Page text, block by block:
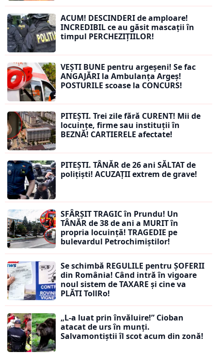
ACUM! DESCINDERI de amploare!
INCREDIBIL ce au găsit mascații în
timpul PERCHEZIȚIILOR!
VEȘTI BUNE pentru argeșeni! Se fac
ANGAJĂRI la Ambulanța Argeș!
POSTURILE scoase la CONCURS!
PITEȘTI. Trei zile fără CURENT! Mii de
locuințe, firme sau instituții în
BEZNĂ! CARTIERELE afectate!
PITEȘTI. TÂNĂR de 26 ani SĂLTAT de
polițiști! ACUZAȚII extrem de grave!
SFÂRȘIT TRAGIC în Prundu! Un
TÂNĂR de 38 de ani a MURIT în
propria locuință! TRAGEDIE pe
bulevardul Petrochimiștilor!
Se schimbă REGULILE pentru ȘOFERII
din România! Când intră în vigoare
noul sistem de TAXARE și cine va
PLĂTI TollRo!
„L-a luat prin învăluire!” Cioban
atacat de urs în munți.
Salvamontiștii îl scot acum din zonă!